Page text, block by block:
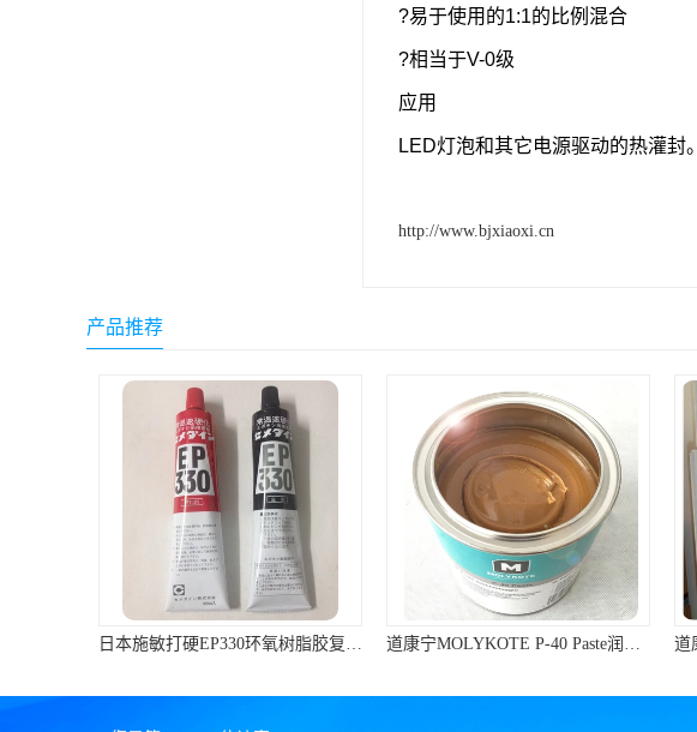
关东化成
日本AUTO化工
野川化学
harves哈维斯
3M胶带
美国氰特CTTEC
?易于使用的1:1的比例混合
?相当于V-0级
应用
LED灯泡和其它电源驱动的热灌封。
http://www.bjxiaoxi.cn
产品推荐
日本施敏打硬EP330环氧树脂胶复合材料黏胶玻璃钢粘结320ML/组 道康宁MOLYKOTE P-40 Paste润滑脂棕色不含金属滑动轴承润滑油膏